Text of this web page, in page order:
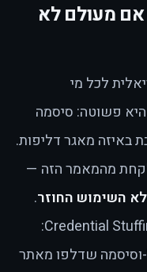
מעולם לא
לכל מי
פשוטה: סיסמה
באיזה מאגר דליפות.
מהמאמר הזה —
השימוש החוזר.
תוקפים מריצים תהליך שנקרא Credential Stuffing:
וסיסמה שדלפו מאתר